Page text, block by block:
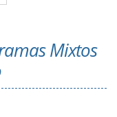
Mixtos